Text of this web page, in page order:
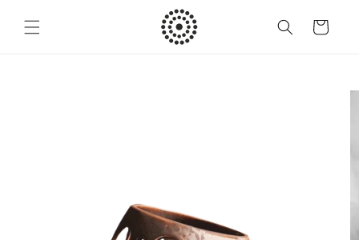
do
treści
Koszyk